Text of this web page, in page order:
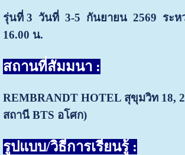
รุ่นที่ 3 วันที่ 3-5 กันยายน 2569 ระห
16.00 น.
สถานที่สัมมนา :
REMBRANDT HOTEL สุขุมวิท 18,
สถานี BTS อโศก)
รูปแบบ/วิธีการเรียนรู้ :